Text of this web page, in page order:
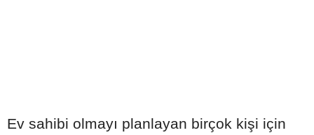
Ev sahibi olmayı planlayan birçok kişi için